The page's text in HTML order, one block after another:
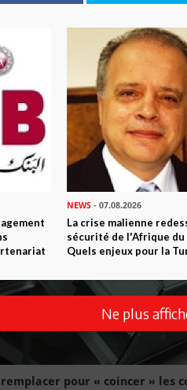
pour « coincer » les
NEWS - 07.08.2026
La crise malienne
sécurité de l'Afrique du
Quels enjeux pour la
Ne plus